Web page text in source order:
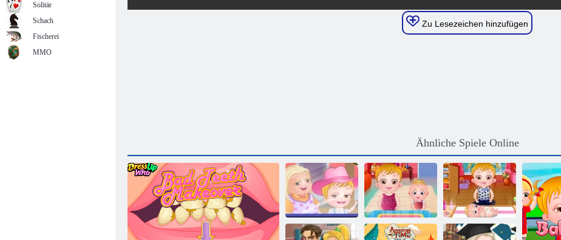
Zu Lesezeichen hinzufügen
Ähnliche Spiele Online
Solitär
Schach
Fischerei
MMO